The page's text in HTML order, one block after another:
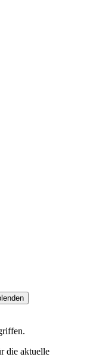
die aktuelle